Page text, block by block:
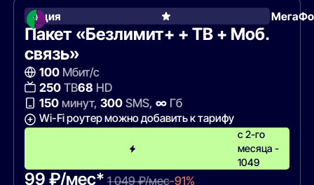
Акция
Пакет «Безлимит+ + ТВ + Моб.
связь»
100Мбит/с
250ТВ68 HD
150минут, 300SMS, ∞Гб
Wi-Fi роутер можно добавить к тарифу
с 2-го
месяца -
1049
99 ₽/мес* 1 049 ₽/мес-91%